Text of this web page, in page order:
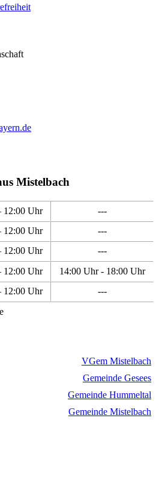
Mistelbach
12:00 Uhr
---
12:00 Uhr
---
12:00 Uhr
---
12:00 Uhr
14:00 Uhr - 18:00 Uhr
12:00 Uhr
---
VGem Mistelbach
Gemeinde Gesees
Gemeinde Hummeltal
Gemeinde Mistelbach